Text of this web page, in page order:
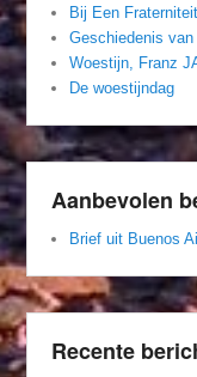
Bij Een
Geschiedenis
Woestijn, Franz
De woestijndag
Aanbevolen
Brief uit Buenos
Recente